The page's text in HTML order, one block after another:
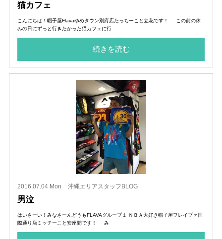
猫カフェ
こんにちは！帽子屋Flavaゆめタウン別府店たっちーこと立花です！ この前の休
みの日にずっと行きたかった猫カフェに行
続きを読む
2016.07.04 Mon 沖縄エリアスタッフBLOG
男泣
はいさーい！みなさーんどうもFLAVAグループ１ ＮＢＡ大好き帽子屋フレイブァ国
際通り店ミッチーこと安座間です！ み